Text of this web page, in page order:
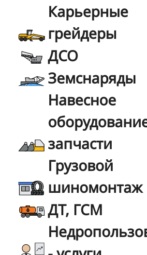
Карьерные
грейдеры
ДСО
Земснаряды
Навесное
запчасти
Грузовой
шиномонтаж
ДТ, ГСМ